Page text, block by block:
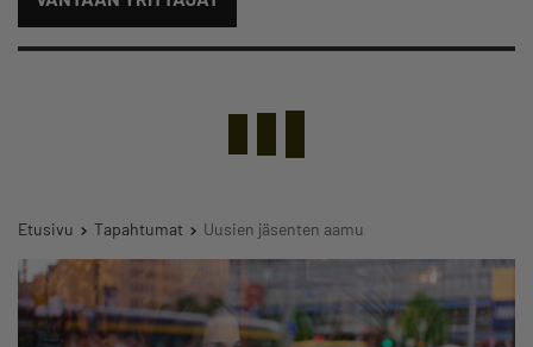
Etusivu Tapahtumat Uusien jäsenten aamu